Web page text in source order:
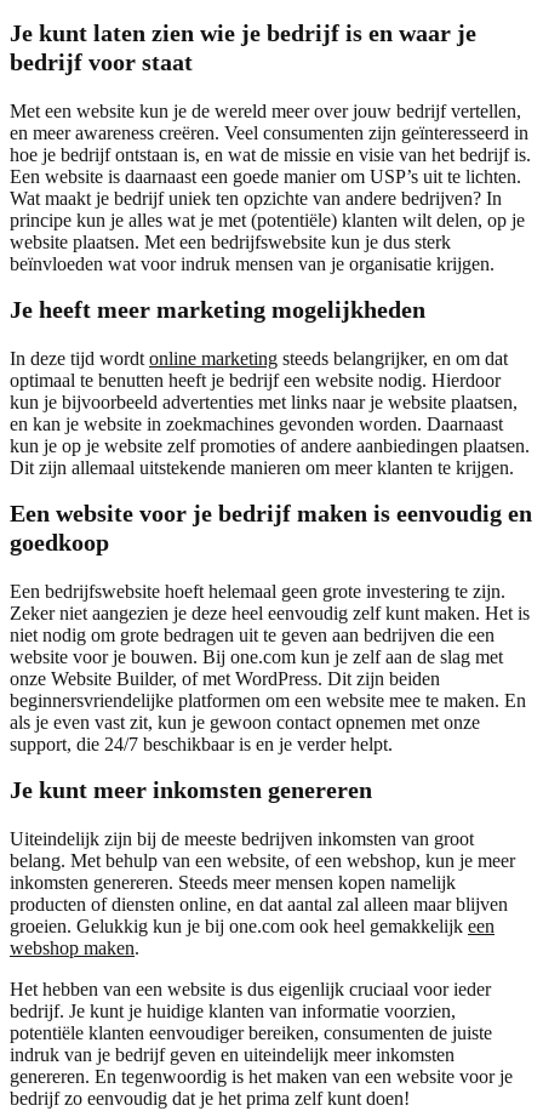
Je kunt laten zien wie je bedrijf is en waar je
bedrijf voor staat
Met een website kun je de wereld meer over jouw bedrijf vertellen,
en meer awareness creëren. Veel consumenten zijn geïnteresseerd in
hoe je bedrijf ontstaan is, en wat de missie en visie van het bedrijf is.
Een website is daarnaast een goede manier om USP’s uit te lichten.
Wat maakt je bedrijf uniek ten opzichte van andere bedrijven? In
principe kun je alles wat je met (potentiële) klanten wilt delen, op je
website plaatsen. Met een bedrijfswebsite kun je dus sterk
beïnvloeden wat voor indruk mensen van je organisatie krijgen.
Je heeft meer marketing mogelijkheden
In deze tijd wordt online marketing steeds belangrijker, en om dat
optimaal te benutten heeft je bedrijf een website nodig. Hierdoor
kun je bijvoorbeeld advertenties met links naar je website plaatsen,
en kan je website in zoekmachines gevonden worden. Daarnaast
kun je op je website zelf promoties of andere aanbiedingen plaatsen.
Dit zijn allemaal uitstekende manieren om meer klanten te krijgen.
Een website voor je bedrijf maken is eenvoudig en
goedkoop
Een bedrijfswebsite hoeft helemaal geen grote investering te zijn.
Zeker niet aangezien je deze heel eenvoudig zelf kunt maken. Het is
niet nodig om grote bedragen uit te geven aan bedrijven die een
website voor je bouwen. Bij one.com kun je zelf aan de slag met
onze Website Builder, of met WordPress. Dit zijn beiden
beginnersvriendelijke platformen om een website mee te maken. En
als je even vast zit, kun je gewoon contact opnemen met onze
support, die 24/7 beschikbaar is en je verder helpt.
Je kunt meer inkomsten genereren
Uiteindelijk zijn bij de meeste bedrijven inkomsten van groot
belang. Met behulp van een website, of een webshop, kun je meer
inkomsten genereren. Steeds meer mensen kopen namelijk
producten of diensten online, en dat aantal zal alleen maar blijven
groeien. Gelukkig kun je bij one.com ook heel gemakkelijk een
webshop maken.
Het hebben van een website is dus eigenlijk cruciaal voor ieder
bedrijf. Je kunt je huidige klanten van informatie voorzien,
potentiële klanten eenvoudiger bereiken, consumenten de juiste
indruk van je bedrijf geven en uiteindelijk meer inkomsten
genereren. En tegenwoordig is het maken van een website voor je
bedrijf zo eenvoudig dat je het prima zelf kunt doen!